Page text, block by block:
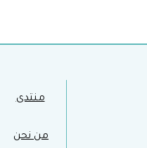
منتدى
من نحن